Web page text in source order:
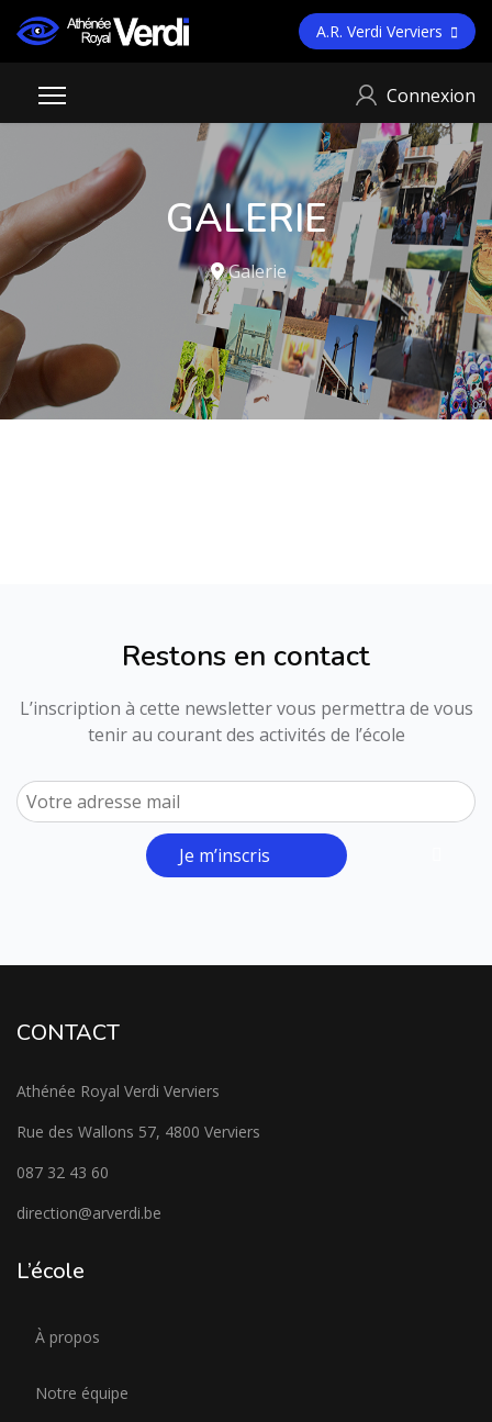
A.R. Verdi Verviers
Connexion
GALERIE
Galerie
Restons en contact
L’inscription à cette newsletter vous permettra de vous
tenir au courant des activités de l’école
Je m’inscris
CONTACT
Athénée Royal Verdi Verviers
Rue des Wallons 57, 4800 Verviers
087 32 43 60
direction@arverdi.be
L’école
À propos
Notre équipe